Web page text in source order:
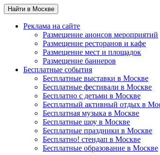
Найти в Москве
Реклама на сайте
Размещение анонсов мероприятий
Размещение ресторанов и кафе
Размещение мест и площадок
Размещение баннеров
Бесплатные события
Бесплатные выставки в Москве
Бесплатные фестивали в Москве
Бесплатно с детьми в Москве
Бесплатный активный отдых в
Бесплатная музыка в Москве
Бесплатные шоу в Москве
Бесплатные праздники в Москве
Бесплатно! стендап в Москве
Бесплатные образование в Москве